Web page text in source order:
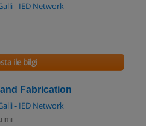
- IED Network
ile bilgi
Fabrication
- IED Network